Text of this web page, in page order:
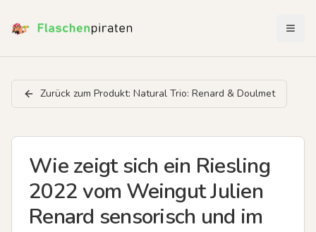
Zurück zum Produkt: Natural Trio: Renard & Doulmet
Wie zeigt sich ein Riesling
2022 vom Weingut Julien
Renard sensorisch und im